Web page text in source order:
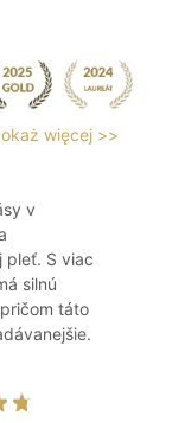
więcej >>
v
pleť. S viac
silnú
táto